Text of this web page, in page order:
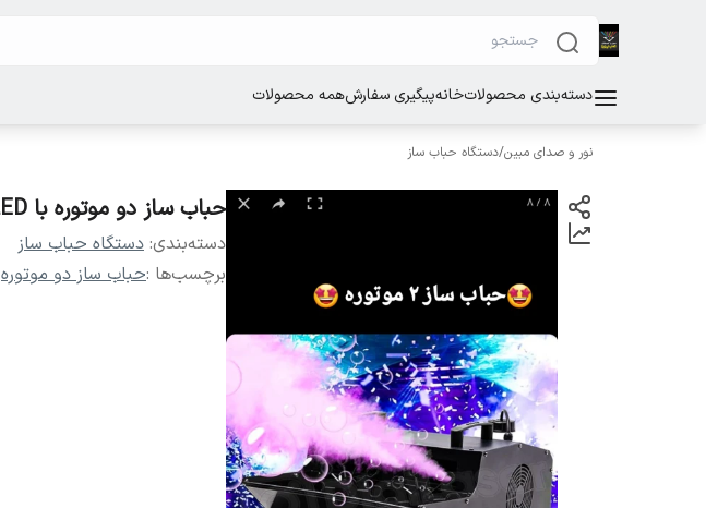
دسته‌بندی محصولاتخانهپیگیری سفارشهمه محصولات
نور و صدای مبین/دستگاه حباب ساز
حباب ساز دو موتوره با LED
دسته‌بندی: دستگاه حباب ساز
برچسب‌ها :حباب ساز دو موتوره